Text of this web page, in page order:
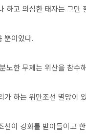
하고 의심한 태자는 그
뿐이었다.
노한 무제는 위산을 참수
가 하는 위만조선 멸망이
선이 강화를 받아들이고